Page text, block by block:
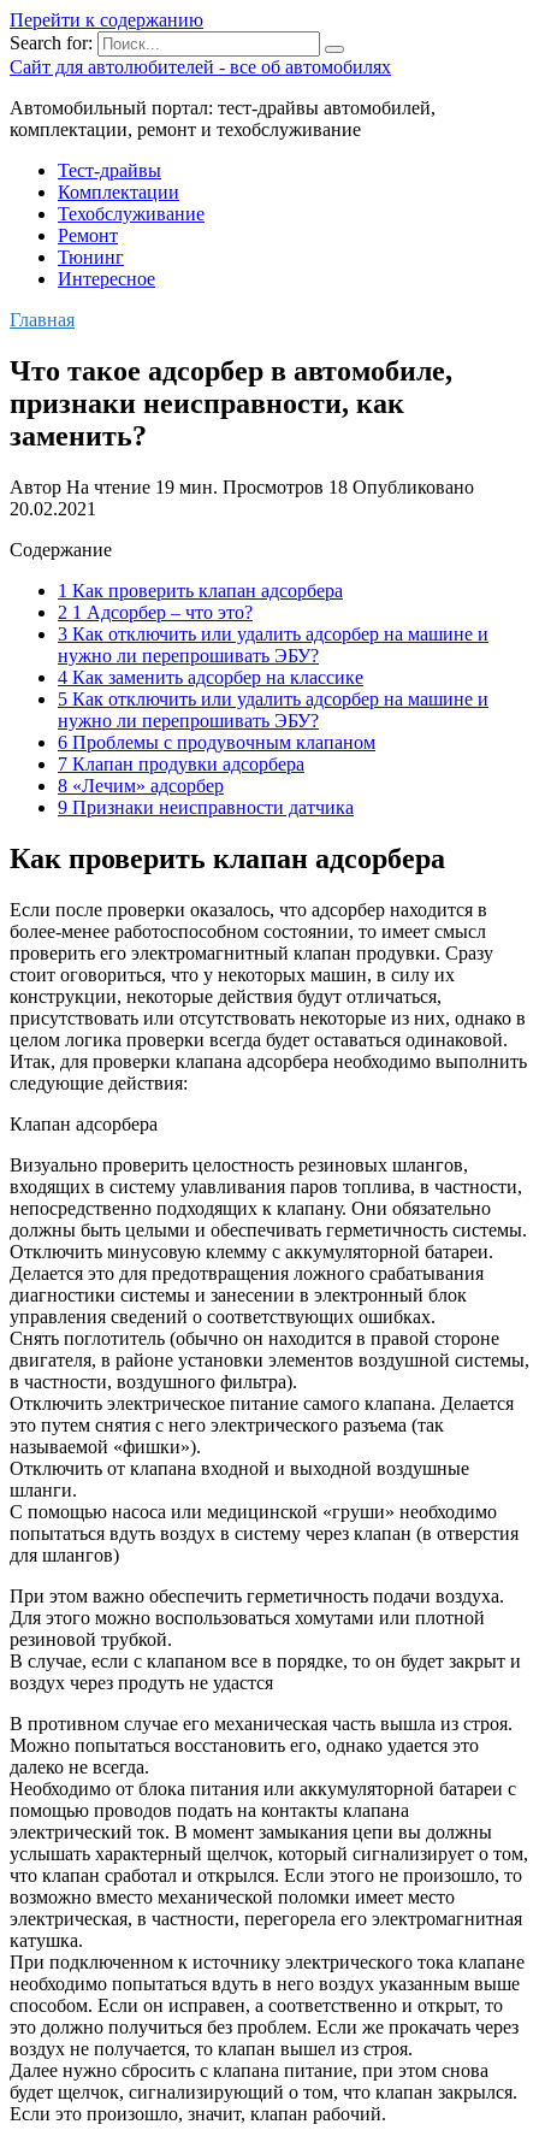
Перейти к содержанию
Search for:
Сайт для автолюбителей - все об автомобилях
Автомобильный портал: тест-драйвы автомобилей,
комплектации, ремонт и техобслуживание
Тест-драйвы
Комплектации
Техобслуживание
Ремонт
Тюнинг
Интересное
Главная
Что такое адсорбер в автомобиле,
признаки неисправности, как
заменить?
Автор На чтение 19 мин. Просмотров 18 Опубликовано
20.02.2021
Содержание
1 Как проверить клапан адсорбера
2 1 Адсорбер – что это?
3 Как отключить или удалить адсорбер на машине и
нужно ли перепрошивать ЭБУ?
4 Как заменить адсорбер на классике
5 Как отключить или удалить адсорбер на машине и
нужно ли перепрошивать ЭБУ?
6 Проблемы с продувочным клапаном
7 Клапан продувки адсорбера
8 «Лечим» адсорбер
9 Признаки неисправности датчика
Как проверить клапан адсорбера
Если после проверки оказалось, что адсорбер находится в
более-менее работоспособном состоянии, то имеет смысл
проверить его электромагнитный клапан продувки. Сразу
стоит оговориться, что у некоторых машин, в силу их
конструкции, некоторые действия будут отличаться,
присутствовать или отсутствовать некоторые из них, однако в
целом логика проверки всегда будет оставаться одинаковой.
Итак, для проверки клапана адсорбера необходимо выполнить
следующие действия:
Клапан адсорбера
Визуально проверить целостность резиновых шлангов,
входящих в систему улавливания паров топлива, в частности,
непосредственно подходящих к клапану. Они обязательно
должны быть целыми и обеспечивать герметичность системы.
Отключить минусовую клемму с аккумуляторной батареи.
Делается это для предотвращения ложного срабатывания
диагностики системы и занесении в электронный блок
управления сведений о соответствующих ошибках.
Снять поглотитель (обычно он находится в правой стороне
двигателя, в районе установки элементов воздушной системы,
в частности, воздушного фильтра).
Отключить электрическое питание самого клапана. Делается
это путем снятия с него электрического разъема (так
называемой «фишки»).
Отключить от клапана входной и выходной воздушные
шланги.
С помощью насоса или медицинской «груши» необходимо
попытаться вдуть воздух в систему через клапан (в отверстия
для шлангов)
При этом важно обеспечить герметичность подачи воздуха.
Для этого можно воспользоваться хомутами или плотной
резиновой трубкой.
В случае, если с клапаном все в порядке, то он будет закрыт и
воздух через продуть не удастся
В противном случае его механическая часть вышла из строя.
Можно попытаться восстановить его, однако удается это
далеко не всегда.
Необходимо от блока питания или аккумуляторной батареи с
помощью проводов подать на контакты клапана
электрический ток. В момент замыкания цепи вы должны
услышать характерный щелчок, который сигнализирует о том,
что клапан сработал и открылся. Если этого не произошло, то
возможно вместо механической поломки имеет место
электрическая, в частности, перегорела его электромагнитная
катушка.
При подключенном к источнику электрического тока клапане
необходимо попытаться вдуть в него воздух указанным выше
способом. Если он исправен, а соответственно и открыт, то
это должно получиться без проблем. Если же прокачать через
воздух не получается, то клапан вышел из строя.
Далее нужно сбросить с клапана питание, при этом снова
будет щелчок, сигнализирующий о том, что клапан закрылся.
Если это произошло, значит, клапан рабочий.